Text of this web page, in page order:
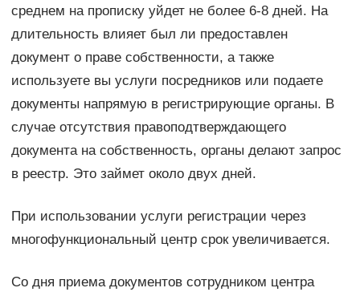
среднем на прописку уйдет не более 6-8 дней. На
длительность влияет был ли предоставлен
документ о праве собственности, а также
используете вы услуги посредников или подаете
документы напрямую в регистрирующие органы. В
случае отсутствия правоподтверждающего
документа на собственность, органы делают запрос
в реестр. Это займет около двух дней.
При использовании услуги регистрации через
многофункциональный центр срок увеличивается.
Со дня приема документов сотрудником центра